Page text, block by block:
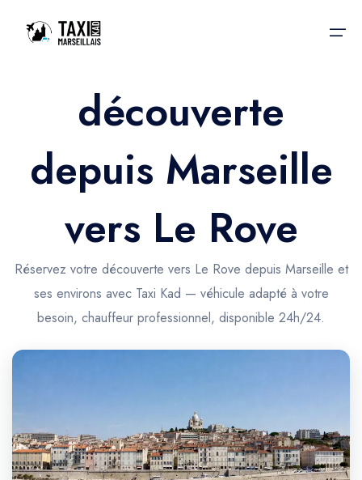
Accueil
Nos services
Nos services
Trajet Gare SNCF
Trajet Port croisière
Trajet Séminaire
Trajet Santé
Taxis aéroport
Réservation
Actualités & évènements
Contactez-nous
découverte
depuis Marseille
vers Le Rove
Réservez votre découverte vers Le Rove depuis Marseille et
ses environs avec Taxi Kad — véhicule adapté à votre
besoin, chauffeur professionnel, disponible 24h/24.